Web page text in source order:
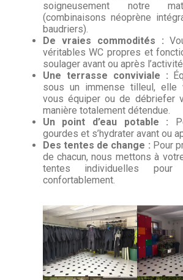
soigneusement notre
(combinaisons néoprène
baudriers).
De vraies commodités :
véritables WC propres et
soulager avant ou après
Une terrasse conviviale :
sous un immense tilleul, elle
vous équiper ou de débriefer
manière totalement détendue.
Un point d’eau potable :
gourdes et s’hydrater avant ou
Des tentes de change : Pour
de chacun, nous mettons à
tentes individuelles pour
confortablement.